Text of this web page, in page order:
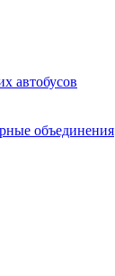
автобусов
объединения